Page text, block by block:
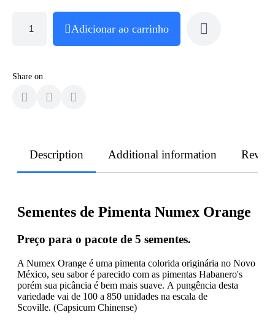
Adicionar ao carrinho
Share on
Description Additional information
Sementes de Pimenta Numex Orange
Preço para o pacote de 5 sementes.
A Numex Orange é uma pimenta colorida originária no Novo
México, seu sabor é parecido com as pimentas Habanero's
porém sua picância é bem mais suave. A pungência desta
variedade vai de 100 a 850 unidades na escala de
Scoville. (Capsicum Chinense)